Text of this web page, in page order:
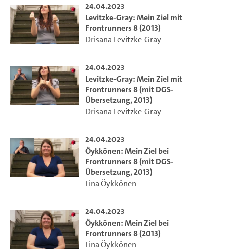
24.04.2023
Levitzke-Gray: Mein Ziel mit
Frontrunners 8 (2013)
Drisana Levitzke-Gray
24.04.2023
Levitzke-Gray: Mein Ziel mit
Frontrunners 8 (mit DGS-
Übersetzung, 2013)
Drisana Levitzke-Gray
24.04.2023
Öykkönen: Mein Ziel bei
Frontrunners 8 (mit DGS-
Übersetzung, 2013)
Lina Öykkönen
24.04.2023
Öykkönen: Mein Ziel bei
Frontrunners 8 (2013)
Lina Öykkönen